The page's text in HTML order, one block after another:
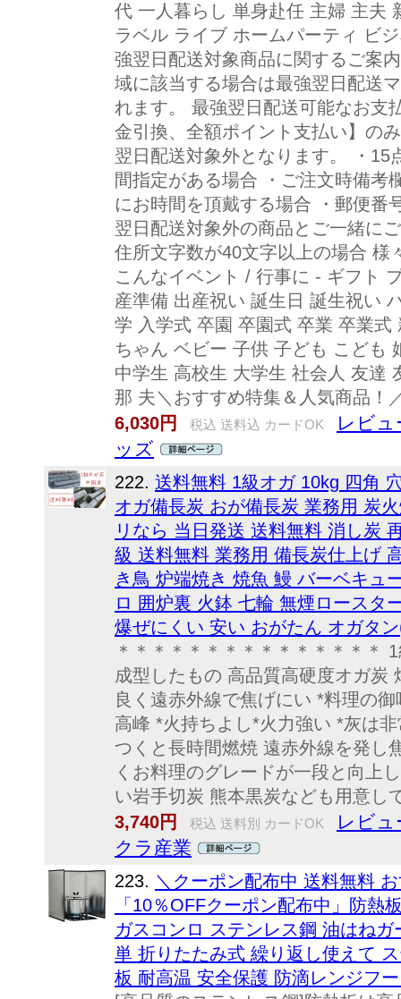
代 一人暮らし 単身赴任 主婦 主夫
ラベル ライブ ホームパーティ ビ
強翌日配送対象商品に関するご案
域に該当する場合は最強翌日配送
れます。 最強翌日配送可能なお支
金引換、全額ポイント支払い】の
翌日配送対象外となります。 ・15
間指定がある場合 ・ご注文時備考
にお時間を頂戴する場合 ・郵便番
翌日配送対象外の商品とご一緒に
住所文字数が40文字以上の場合 様
こんなイベント / 行事に - ギフト
産準備 出産祝い 誕生日 誕生祝い
学 入学式 卒園 卒園式 卒業 卒業
ちゃん ベビー 子供 子ども こども
中学生 高校生 大学生 社会人 友達
那 夫＼おすすめ特集＆人気商品！
6,030円
税込 送料込 カードOK
レビュ
ッズ
222. 送料無料 1級オガ 10kg 四角
オガ備長炭 おが備長炭 業務用 炭
リなら 当日発送 送料無料 消し炭
級 送料無料 業務用 備長炭仕上げ
き鳥 炉端焼き 焼魚 鰻 バーベキュ
ロ 囲炉裏 火鉢 七輪 無煙ロースタ
爆ぜにくい 安い おがたん オガタ
＊＊＊＊＊＊＊＊＊＊＊＊＊＊＊
成型したもの 高品質高硬度オガ炭
良く遠赤外線で焦げにい *料理の
高峰 *火持ちよし*火力強い *灰は
つくと長時間燃焼 遠赤外線を発し
くお料理のグレードが一段と向上
い岩手切炭 熊本黒炭なども用意
3,740円
税込 送料別 カードOK
レビュ
クラ産業
223. ＼クーポン配布中 送料無料
「10％OFFクーポン配布中」防熱
ガスコンロ ステンレス鋼 油はね
単 折りたたみ式 繰り返し使えて
板 耐高温 安全保護 防滴レンジフ